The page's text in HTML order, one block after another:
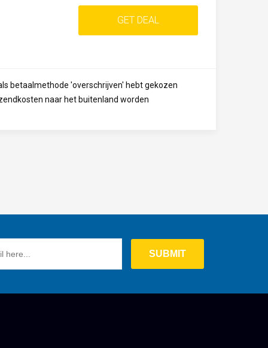
GET DEAL
betaalmethode 'overschrijven' hebt gekozen
naar het buitenland worden